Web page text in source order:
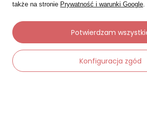
Moje zamówienia
Status zamówienia
także na stronie Prywatność i warunki Google.
Konfiguracja zgód
Potwierdzam